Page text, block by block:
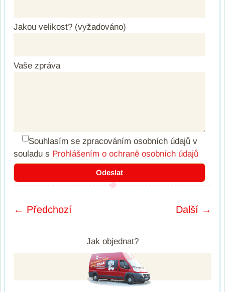
Jakou velikost? (vyžadováno)
Vaše zpráva
Souhlasím se zpracováním osobních údajů v
souladu s Prohlášením o ochraně osobních údajů
← Předchozí Další →
Jak objednat?